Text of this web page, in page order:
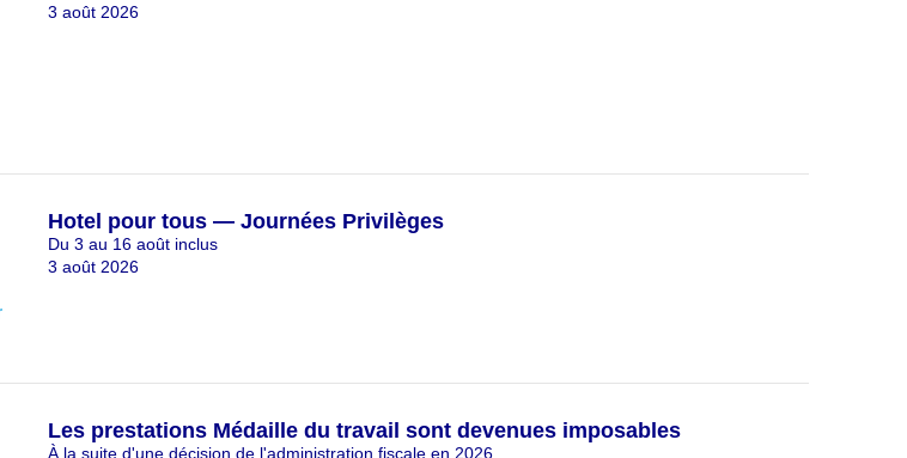
3 août 2026
Hotel pour tous — Journées Privilèges
Du 3 au 16 août inclus
3 août 2026
Les prestations Médaille du travail sont devenues imposables
À la suite d'une décision de l'administration fiscale en 2026